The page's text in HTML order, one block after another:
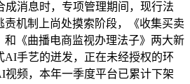
成消息时，专项管理期间，现行法
机制上尚处摸索阶段，《收集买卖
和《曲播电商监视办理法子》两大新
AI手艺的迸发，正在未经授权的环
频，本年一季度平台已累计下架